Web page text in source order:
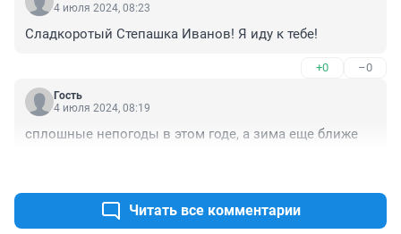
4 июля 2024, 08:23
Сладкоротый Степашка Иванов! Я иду к тебе!
+0 –0
Гость
4 июля 2024, 08:19
сплошные непогоды в этом годе, а зима еще ближе
Читать все комментарии